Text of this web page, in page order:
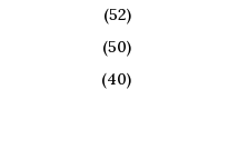
(52)
(50)
(40)